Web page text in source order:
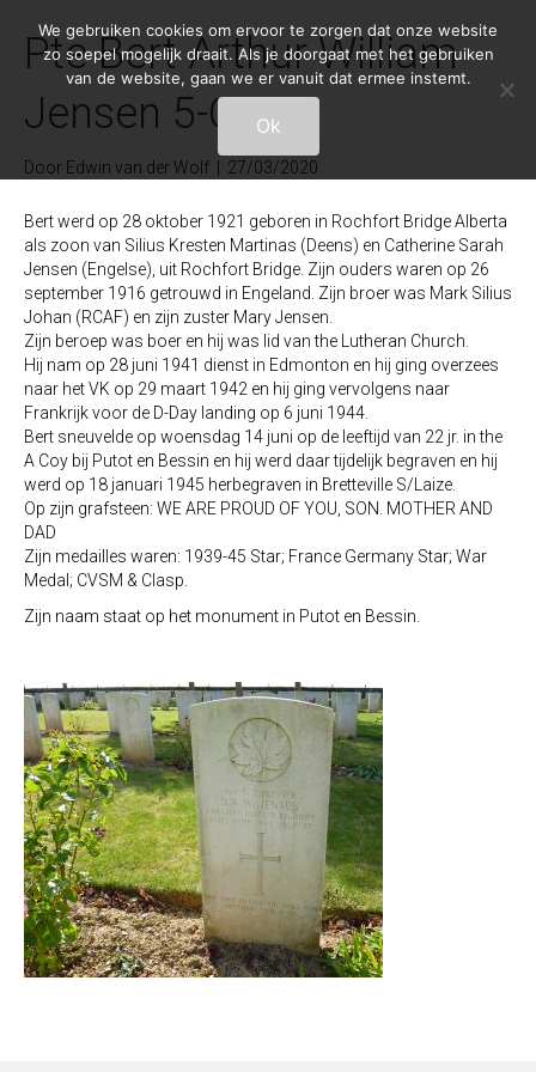
Pte Bert Arthur William
Jensen 5-C-13
Door Edwin van der Wolf 27/03/2020
Bert werd op 28 oktober 1921 geboren in Rochfort Bridge Alberta
als zoon van Silius Kresten Martinas (Deens) en Catherine Sarah
Jensen (Engelse), uit Rochfort Bridge. Zijn ouders waren op 26
september 1916 getrouwd in Engeland. Zijn broer was Mark Silius
Johan (RCAF) en zijn zuster Mary Jensen.
Zijn beroep was boer en hij was lid van the Lutheran Church.
Hij nam op 28 juni 1941 dienst in Edmonton en hij ging overzees
naar het VK op 29 maart 1942 en hij ging vervolgens naar
Frankrijk voor de D-Day landing op 6 juni 1944.
Bert sneuvelde op woensdag 14 juni op de leeftijd van 22 jr. in the
A Coy bij Putot en Bessin en hij werd daar tijdelijk begraven en hij
werd op 18 januari 1945 herbegraven in Bretteville S/Laize.
Op zijn grafsteen: WE ARE PROUD OF YOU, SON. MOTHER AND
DAD
Zijn medailles waren: 1939-45 Star; France Germany Star; War
Medal; CVSM & Clasp.
Zijn naam staat op het monument in Putot en Bessin.
We gebruiken cookies om ervoor te zorgen dat onze website
zo soepel mogelijk draait. Als je doorgaat met het gebruiken
van de website, gaan we er vanuit dat ermee instemt.
Ok